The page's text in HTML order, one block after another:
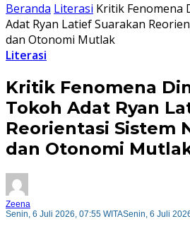
Beranda Literasi Kritik Fenomena
Adat Ryan Latief Suarakan
dan Otonomi Mutlak
Literasi
Kritik Fenomena
Tokoh Adat Ryan
Reorientasi Sistem
dan Otonomi
Zeena
Senin, 6 Juli 2026, 07:55 WITASenin, 6 Juli